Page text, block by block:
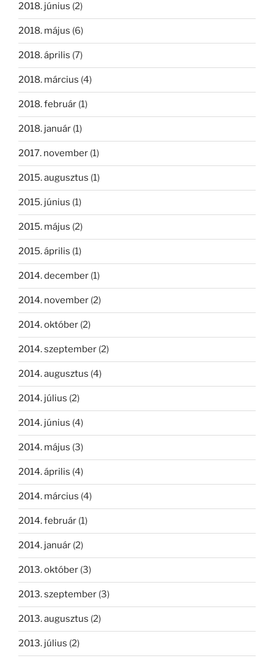
2018. június (2)
2018. május (6)
2018. április (7)
2018. március (4)
2018. február (1)
2018. január (1)
2017. november (1)
2015. augusztus (1)
2015. június (1)
2015. május (2)
2015. április (1)
2014. december (1)
2014. november (2)
2014. október (2)
2014. szeptember (2)
2014. augusztus (4)
2014. július (2)
2014. június (4)
2014. május (3)
2014. április (4)
2014. március (4)
2014. február (1)
2014. január (2)
2013. október (3)
2013. szeptember (3)
2013. augusztus (2)
2013. július (2)